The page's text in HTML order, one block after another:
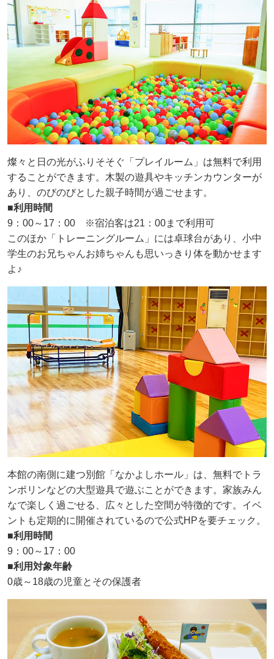
燦々と日の光がふりそそぐ「プレイルーム」は無料で利用
することができます。木製の遊具やキッチンカウンターが
あり、のびのびとした親子時間が過ごせます。
■利用時間
9：00～17：00 ※宿泊客は21：00まで利用可
このほか「トレーニングルーム」には卓球台があり、小中
学生のお兄ちゃんお姉ちゃんも思いっきり体を動かせます
よ♪
本館の南側に建つ別館「なかよしホール」は、無料でトラ
ンポリンなどの大型遊具で遊ぶことができます。家族みん
なで楽しく過ごせる、広々とした空間が特徴的です。イベ
ントも定期的に開催されているので公式HPを要チェック。
■利用時間
9：00～17：00
■利用対象年齢
0歳～18歳の児童とその保護者